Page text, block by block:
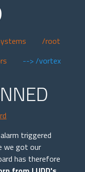
/root
--> /vortex
triggered
we got our
has therefore